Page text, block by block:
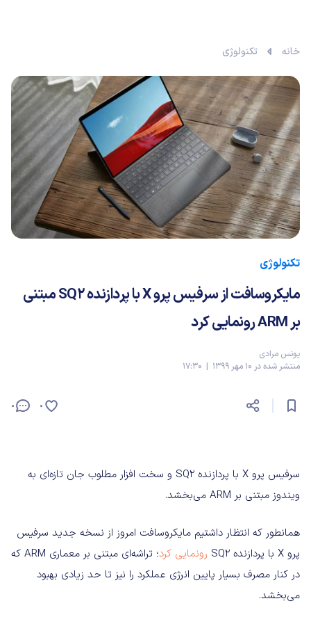
خانه تکنولوژی
تکنولوژی
مایکروسافت از سرفیس پرو X با پردازنده SQ2 مبتنی
بر ARM رونمایی کرد
یونس مرادی
منتشر شده در 10 مهر 1399 | 17:30
0 0
سرفیس پرو X با پردازنده SQ2 و سخت ‌افزار مطلوب جان تازه‌ای به
ویندوز مبتنی بر ARM می‌بخشد.
همانطور که انتظار داشتیم مایکروسافت امروز از نسخه جدید سرفیس
پرو X با پردازنده SQ2
رونمایی کرد
؛ تراشه‌ای مبتنی بر معماری ARM که
در کنار مصرف بسیار پایین انرژی عملکرد را نیز تا حد زیادی بهبود
می‌بخشد.